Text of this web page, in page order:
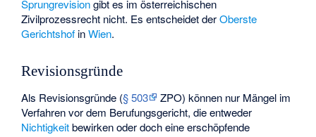
Sprungrevisiongibt es im österreichischen
Zivilprozessrecht nicht. Es entscheidet derOberste
Gerichtshof inWien.
Revisionsgründe
Als Revisionsgründe (§ 503
ZPO) können nur Mängel im
Verfahren vor dem Berufungsgericht, die entweder
Nichtigkeitbewirken oder doch eine erschöpfende